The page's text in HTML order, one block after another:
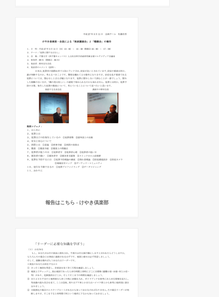
報告はこちら - けやき倶楽部